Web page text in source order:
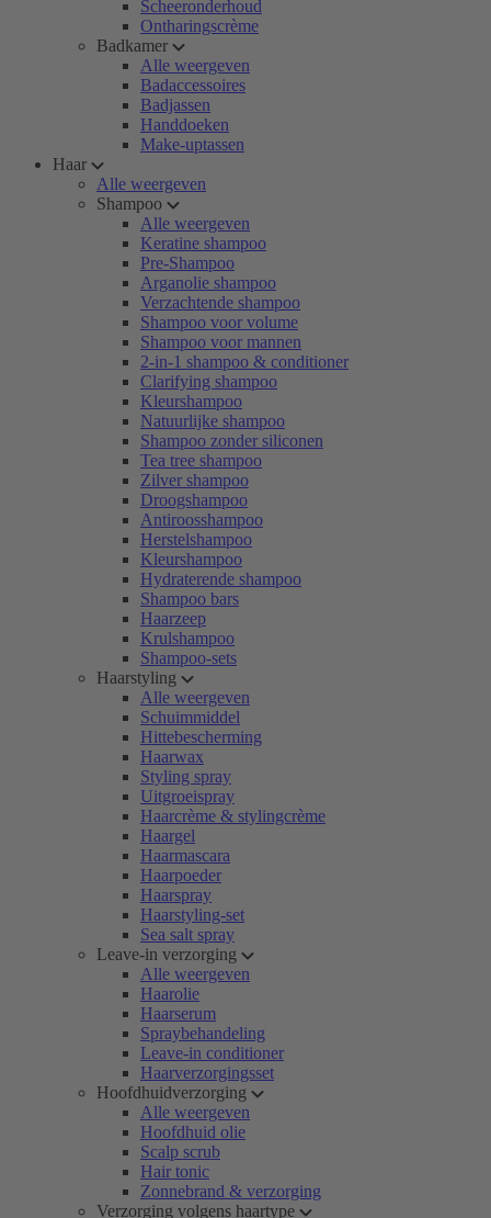
Scheeronderhoud
Ontharingscrème
Badkamer
Alle weergeven
Badaccessoires
Badjassen
Handdoeken
Make-uptassen
Haar
Alle weergeven
Shampoo
Alle weergeven
Keratine shampoo
Pre-Shampoo
Arganolie shampoo
Verzachtende shampoo
Shampoo voor volume
Shampoo voor mannen
2-in-1 shampoo & conditioner
Clarifying shampoo
Kleurshampoo
Natuurlijke shampoo
Shampoo zonder siliconen
Tea tree shampoo
Zilver shampoo
Droogshampoo
Antiroosshampoo
Herstelshampoo
Kleurshampoo
Hydraterende shampoo
Shampoo bars
Haarzeep
Krulshampoo
Shampoo-sets
Haarstyling
Alle weergeven
Schuimmiddel
Hittebescherming
Haarwax
Styling spray
Uitgroeispray
Haarcrème & stylingcrème
Haargel
Haarmascara
Haarpoeder
Haarspray
Haarstyling-set
Sea salt spray
Leave-in verzorging
Alle weergeven
Haarolie
Haarserum
Spraybehandeling
Leave-in conditioner
Haarverzorgingsset
Hoofdhuidverzorging
Alle weergeven
Hoofdhuid olie
Scalp scrub
Hair tonic
Zonnebrand & verzorging
Verzorging volgens haartype